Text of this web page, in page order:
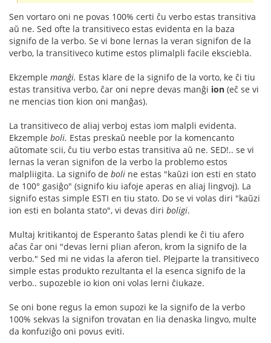
Sen vortaro oni ne povas 100% certi ĉu verbo estas transitiva
aŭ ne. Sed ofte la transitiveco estas evidenta en la baza
signifo de la verbo. Se vi bone lernas la veran signifon de la
verbo, la transitiveco kutime estos plimalpli facile eksciebla.
Ekzemple manĝi. Estas klare de la signifo de la vorto, ke ĉi tiu
estas transitiva verbo, ĉar oni nepre devas manĝi ion (eĉ se vi
ne mencias tion kion oni manĝas).
La transitiveco de aliaj verboj estas iom malpli evidenta.
Ekzemple boli. Estas preskaŭ neeble por la komencanto
aŭtomate scii, ĉu tiu verbo estas transitiva aŭ ne. SED!.. se vi
lernas la veran signifon de la verbo la problemo estos
malpliigita. La signifo de boli ne estas "kaŭzi ion esti en stato
de 100° gasiĝo" (signifo kiu iafoje aperas en aliaj lingvoj). La
signifo estas simple ESTI en tiu stato. Do se vi volas diri "kaŭzi
ion esti en bolanta stato", vi devas diri boligi.
Multaj kritikantoj de Esperanto ŝatas plendi ke ĉi tiu afero
aĉas ĉar oni "devas lerni plian aferon, krom la signifo de la
verbo." Sed mi ne vidas la aferon tiel. Plejparte la transitiveco
simple estas produkto rezultanta el la esenca signifo de la
verbo.. supozeble io kion oni volas lerni ĉiukaze.
Se oni bone regus la emon supozi ke la signifo de la verbo
100% sekvas la signifon trovatan en lia denaska lingvo, multe
da konfuziĝo oni povus eviti.